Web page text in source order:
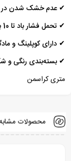
✔عدم خشک شدن در
✔ تحمل فشار باد تا 10 بار
✔ دارای کوپلینگ و
✔ بسته‌بندی رنگی و
متری کراسمن
محصولات